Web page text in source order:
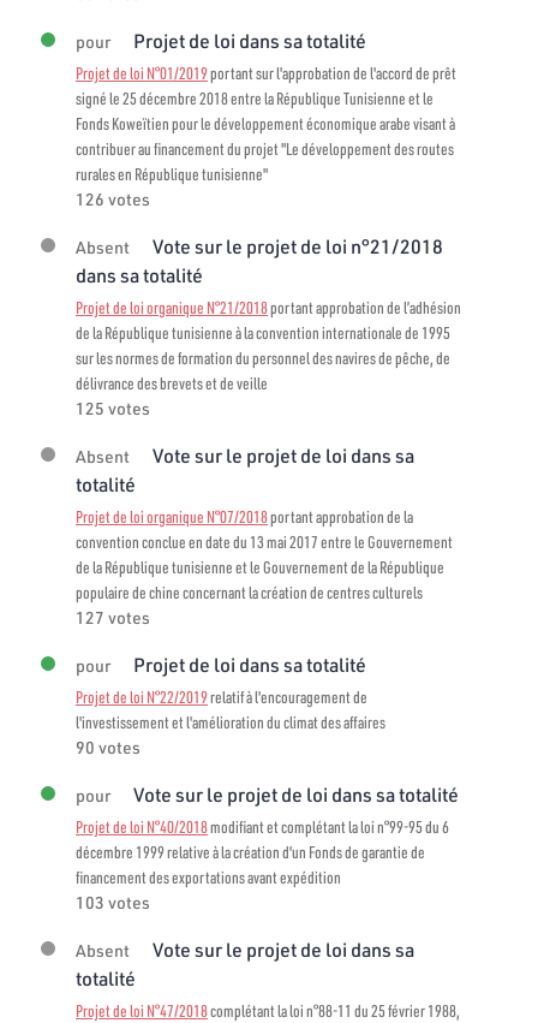
pour Projet de loi dans sa totalité
Projet de loi N°01/2019portant sur l'approbation de l'accord de prêt
signé le 25 décembre 2018 entre la République Tunisienne et le
Fonds Koweïtien pour le développement économique arabe visant à
contribuer au financement du projet "Le développement des routes
rurales en République tunisienne"
126 votes
Absent
Vote sur le projet de loi n°21/2018
dans sa totalité
Projet de loi organique N°21/2018portant approbation de l’adhésion
de la République tunisienne à la convention internationale de 1995
sur les normes de formation du personnel des navires de pêche, de
délivrance des brevets et de veille
125 votes
Absent
Vote sur le projet de loi dans sa
totalité
Projet de loi organique N°07/2018portant approbation de la
convention conclue en date du 13 mai 2017 entre le Gouvernement
de la République tunisienne et le Gouvernement de la République
populaire de chine concernant la création de centres culturels
127 votes
pour Projet de loi dans sa totalité
Projet de loi N°22/2019relatif à l'encouragement de
l'investissement et l'amélioration du climat des affaires
90 votes
pour Vote sur le projet de loi dans sa totalité
Projet de loi N°40/2018modifiant et complétant la loi n°99-95 du 6
décembre 1999 relative à la création d'un Fonds de garantie de
financement des exportations avant expédition
103 votes
Absent
Vote sur le projet de loi dans sa
totalité
Projet de loi N°47/2018complétant la loi n°88-11 du 25 février 1988,